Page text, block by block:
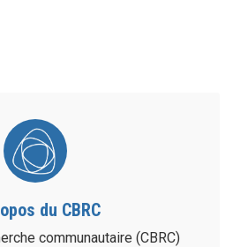
du CBRC
communautaire (CBRC)